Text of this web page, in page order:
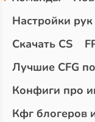
Настройки рук
Скачать CS
Лучшие CFG
Конфиги про
Кфг блогеров